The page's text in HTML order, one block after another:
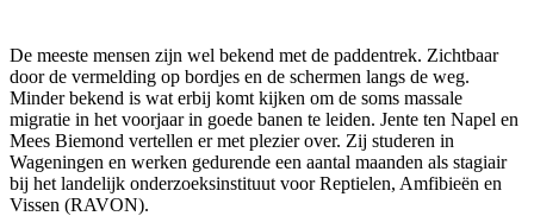
De meeste mensen zijn wel bekend met de paddentrek. Zichtbaar
door de vermelding op bordjes en de schermen langs de weg.
Minder bekend is wat erbij komt kijken om de soms massale
migratie in het voorjaar in goede banen te leiden. Jente ten Napel en
Mees Biemond vertellen er met plezier over. Zij studeren in
Wageningen en werken gedurende een aantal maanden als stagiair
bij het landelijk onderzoeksinstituut voor Reptielen, Amfibieën en
Vissen (RAVON).